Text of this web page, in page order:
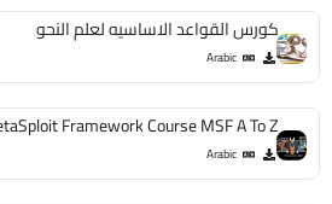
كورس القواعد الاساسيه لعلم النحو
Arabic
Framework Course MSF A To Z
Arabic